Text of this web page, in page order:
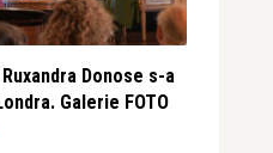
Donose s-a
Galerie FOTO